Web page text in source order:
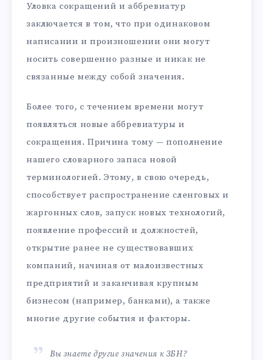
Уловка сокращений и аббревиатур
заключается в том, что при одинаковом
написании и произношении они могут
носить совершенно разные и никак не
связанные между собой значения.
Более того, с течением времени могут
появляться новые аббревиатуры и
сокращения. Причина тому — пополнение
нашего словарного запаса новой
терминологией. Этому, в свою очередь,
способствует распространение сленговых и
жаргонных слов, запуск новых технологий,
появление профессий и должностей,
открытие ранее не существовавших
компаний, начиная от малоизвестных
предприятий и заканчивая крупным
бизнесом (например, банками), а также
многие другие события и факторы.
Вы знаете другие значения к ЗБН?